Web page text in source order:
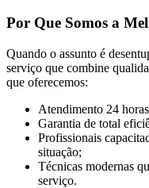
Por Que Somos a
Quando o assunto é
serviço que combine
que oferecemos:
Atendimento 24
Garantia de total
Profissionais
situação;
Técnicas modernas
serviço.